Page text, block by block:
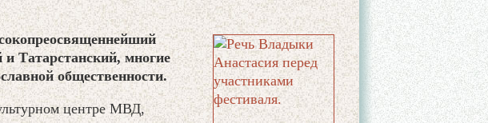
Татарстанский, многие
общественности.
центре МВД,